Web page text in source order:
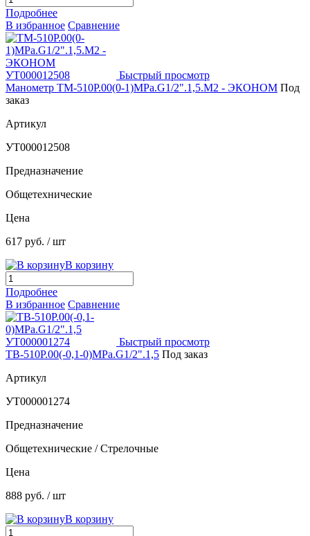
Подробнее
В избранное Сравнение
Быстрый просмотр
Манометр ТМ-510Р.00(0-1)MPa.G1/2".1,5.М2 - ЭКОНОМ Под
заказ
Артикул
УТ000012508
Предназначение
Общетехнические
Цена
617 руб. / шт
В корзину
Подробнее
В избранное Сравнение
Быстрый просмотр
ТВ-510Р.00(-0,1-0)МРа.G1/2".1,5 Под заказ
Артикул
УТ000001274
Предназначение
Общетехнические / Стрелочные
Цена
888 руб. / шт
В корзину